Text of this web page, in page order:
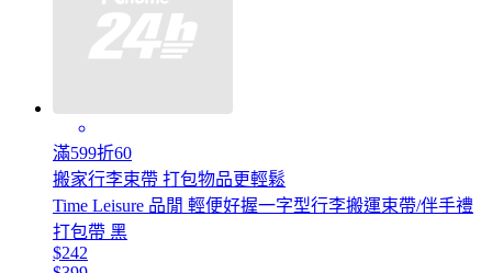
滿599折60
搬家行李束帶 打包物品更輕鬆
Time Leisure 品閒 輕便好握一字型行李搬運束帶/伴手禮
打包帶 黑
$242